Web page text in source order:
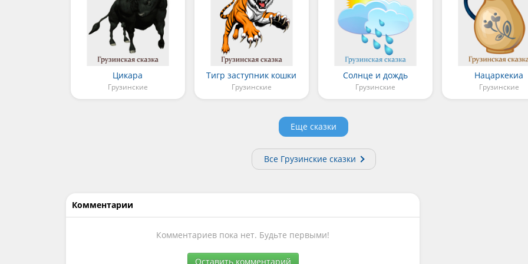
Цикара
Грузинские
Тигр заступник кошки
Грузинские
Солнце и дождь
Грузинские
Нацаркекиа
Грузинские
Еще сказки
Все Грузинские сказки
Комментарии
Комментариев пока нет. Будьте первыми!
Оставить комментарий